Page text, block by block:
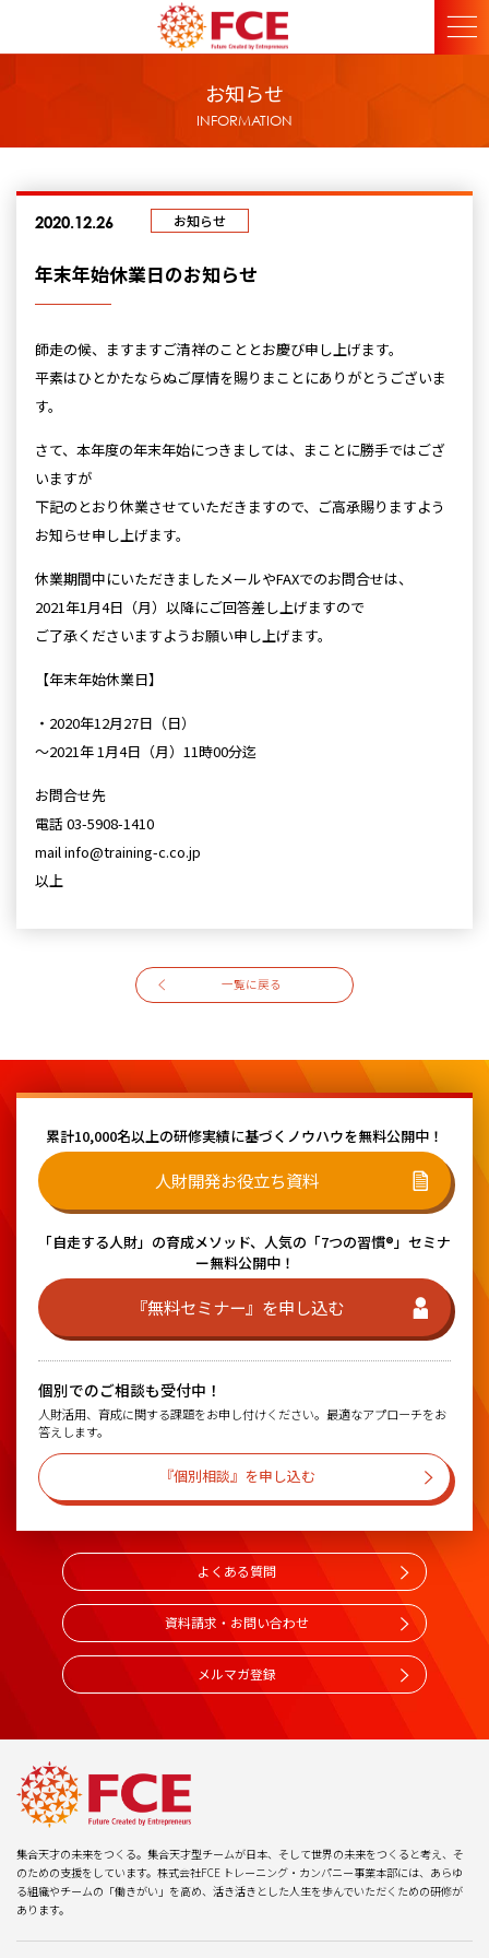
お知らせ
INFORMATION
2020.12.26 お知らせ
年末年始休業日のお知らせ
師走の候、ますますご清祥のこととお慶び申し上げます。
平素はひとかたならぬご厚情を賜りまことにありがとうございま
す。
さて、本年度の年末年始につきましては、まことに勝手ではござ
いますが
下記のとおり休業させていただきますので、ご高承賜りますよう
お知らせ申し上げます。
休業期間中にいただきましたメールやFAXでのお問合せは、
2021年1月4日（月）以降にご回答差し上げますので
ご了承くださいますようお願い申し上げます。
【年末年始休業日】
・2020年12月27日（日）
～2021年 1月4日（月）11時00分迄
お問合せ先
電話 03-5908-1410
mail info@training-c.co.jp
以上
一覧に戻る
累計10,000名以上の研修実績に基づく ノウハウを無料公開中！
人財開発お役立ち資料
「自走する人財」の育成メソッド、 人気の「7つの習慣®」セミナ
ー無料公開中！
『無料セミナー』を申し込む
個別でのご相談も受付中！
人財活用、育成に関する課題をお申し付けください。最適なアプローチをお
答えします。
『個別相談』を申し込む
よくある質問
資料請求・お問い合わせ
メルマガ登録
集合天才の未来をつくる。集合天才型チームが日本、そして世界の未来をつくると考え、そ
のための支援をしています。株式会社FCE トレーニング・カンパニー事業本部には、あらゆ
る組織やチームの「働きがい」を高め、活き活きとした人生を歩んでいただくための研修が
あります。